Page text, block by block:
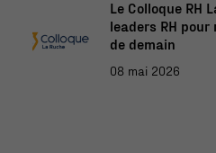
Le Colloque RH
leaders RH
de demain
08 mai 2026